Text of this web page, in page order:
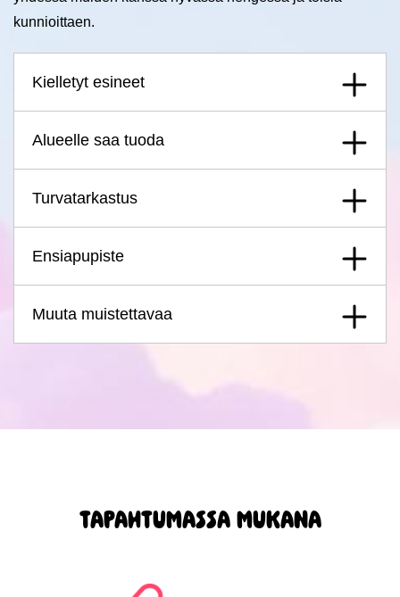
kunnioittaen.
Kielletyt esineet
Alueelle saa tuoda
Turvatarkastus
Ensiapupiste
Muuta muistettavaa
TAPAHTUMASSA MUKANA